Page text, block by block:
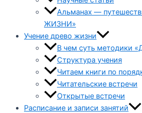
Альманах —
ЖИЗНИ»
Учение древо жизни
В чем суть методики
Структура учения
Читаем книги по
Читательские встречи
Открытые встречи
Расписание и записи занятий